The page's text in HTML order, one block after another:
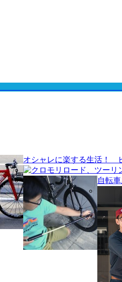
オシャレに楽する生活！
クロモリロード、ツーリ
自転